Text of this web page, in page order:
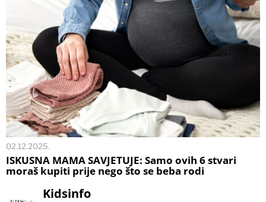
02.12.2025.
ISKUSNA MAMA SAVJETUJE: Samo ovih 6 stvari
moraš kupiti prije nego što se beba rodi
Kidsinfo